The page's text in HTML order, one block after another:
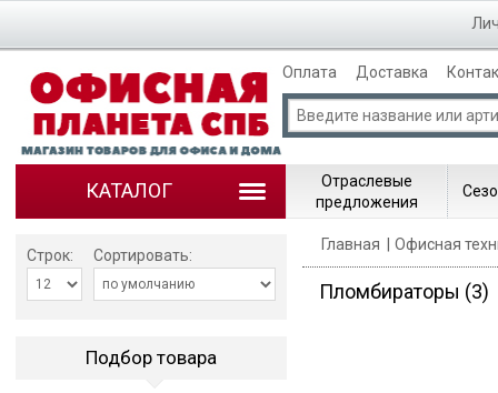
Оплата Доставка
КАТАЛОГ
Отраслевые
предложения
Строк: Сортировать:
Подбор товара
Главная Офисная
Пломбираторы (3)